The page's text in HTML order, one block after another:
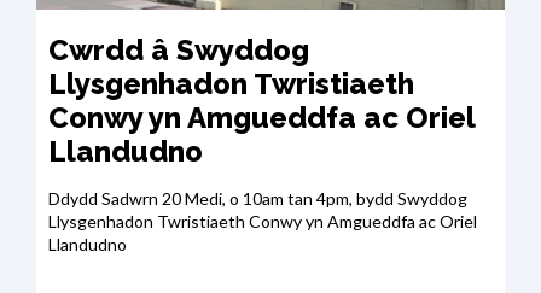
Cwrdd â Swyddog
Llysgenhadon Twristiaeth
Conwy yn Amgueddfa ac Oriel
Llandudno
Ddydd Sadwrn 20 Medi, o 10am tan 4pm, bydd Swyddog
Llysgenhadon Twristiaeth Conwy yn Amgueddfa ac Oriel
Llandudno